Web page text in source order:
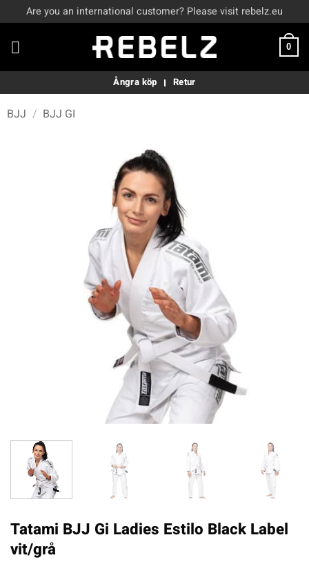
to
content
Are you an international customer? Please visit rebelz.eu
0
Ångra köp Retur
BJJ / BJJ GI
Tatami BJJ Gi Ladies Estilo Black Label
vit/grå